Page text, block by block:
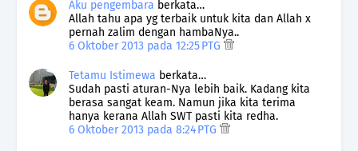
Aku pengembara berkata…
Allah tahu apa yg terbaik untuk kita dan Allah x
pernah zalim dengan hambaNya..
6 Oktober 2013 pada 12:25 PTG
Tetamu Istimewa berkata…
Sudah pasti aturan-Nya lebih baik. Kadang kita
berasa sangat keam. Namun jika kita terima
hanya kerana Allah SWT pasti kita redha.
6 Oktober 2013 pada 8:24 PTG